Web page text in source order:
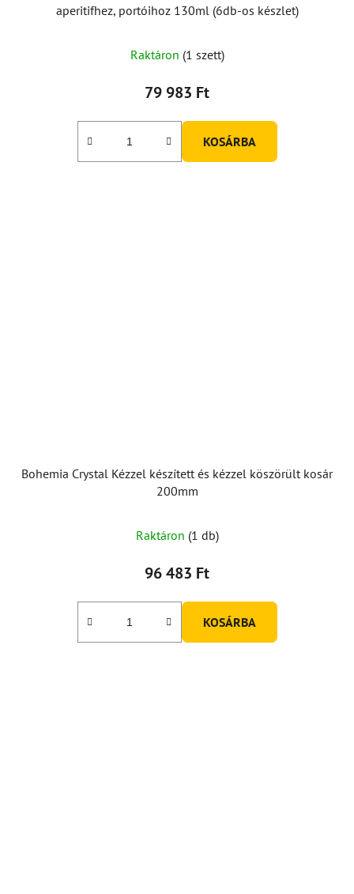
aperitifhez, portóihoz 130ml (6db-os készlet)
Raktáron (1 szett)
79 983 Ft
KOSÁRBA
Bohemia Crystal Kézzel készített és kézzel köszörült kosár
200mm
Raktáron (1 db)
96 483 Ft
KOSÁRBA